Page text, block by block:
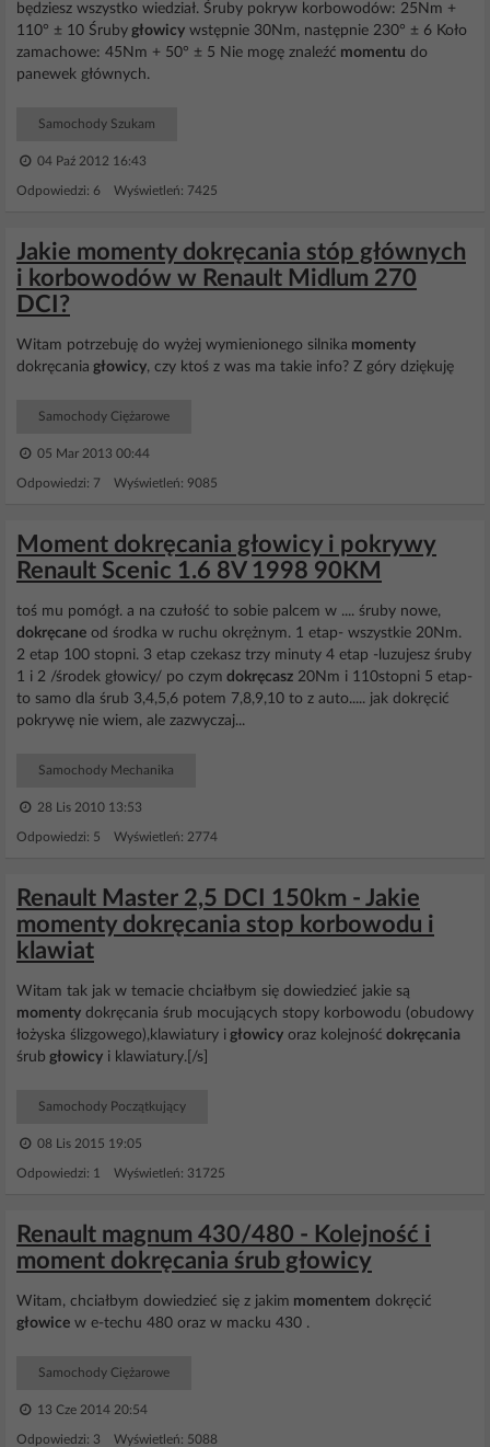
będziesz wszystko wiedział. Śruby pokryw korbowodów: 25Nm +
110° ± 10 Śruby głowicy wstępnie 30Nm, następnie 230° ± 6 Koło
zamachowe: 45Nm + 50° ± 5 Nie mogę znaleźć momentu do
panewek głównych.
Samochody Szukam
04 Paź 2012 16:43
Odpowiedzi: 6 Wyświetleń: 7425
Jakie momenty dokręcania stóp głównych
i korbowodów w Renault Midlum 270
DCI?
Witam potrzebuję do wyżej wymienionego silnika momenty
dokręcania głowicy, czy ktoś z was ma takie info? Z góry dziękuję
Samochody Ciężarowe
05 Mar 2013 00:44
Odpowiedzi: 7 Wyświetleń: 9085
Moment dokręcania głowicy i pokrywy
Renault Scenic 1.6 8V 1998 90KM
toś mu pomógł. a na czułość to sobie palcem w .... śruby nowe,
dokręcane od środka w ruchu okrężnym. 1 etap- wszystkie 20Nm.
2 etap 100 stopni. 3 etap czekasz trzy minuty 4 etap -luzujesz śruby
1 i 2 /środek głowicy/ po czym dokręcasz 20Nm i 110stopni 5 etap-
to samo dla śrub 3,4,5,6 potem 7,8,9,10 to z auto..... jak dokręcić
pokrywę nie wiem, ale zazwyczaj...
Samochody Mechanika
28 Lis 2010 13:53
Odpowiedzi: 5 Wyświetleń: 2774
Renault Master 2,5 DCI 150km - Jakie
momenty dokręcania stop korbowodu i
klawiat
Witam tak jak w temacie chciałbym się dowiedzieć jakie są
momenty dokręcania śrub mocujących stopy korbowodu (obudowy
łożyska ślizgowego),klawiatury i głowicy oraz kolejność dokręcania
śrub głowicy i klawiatury.[/s]
Samochody Początkujący
08 Lis 2015 19:05
Odpowiedzi: 1 Wyświetleń: 31725
Renault magnum 430/480 - Kolejność i
moment dokręcania śrub głowicy
Witam, chciałbym dowiedzieć się z jakim momentem dokręcić
głowice w e-techu 480 oraz w macku 430 .
Samochody Ciężarowe
13 Cze 2014 20:54
Odpowiedzi: 3 Wyświetleń: 5088